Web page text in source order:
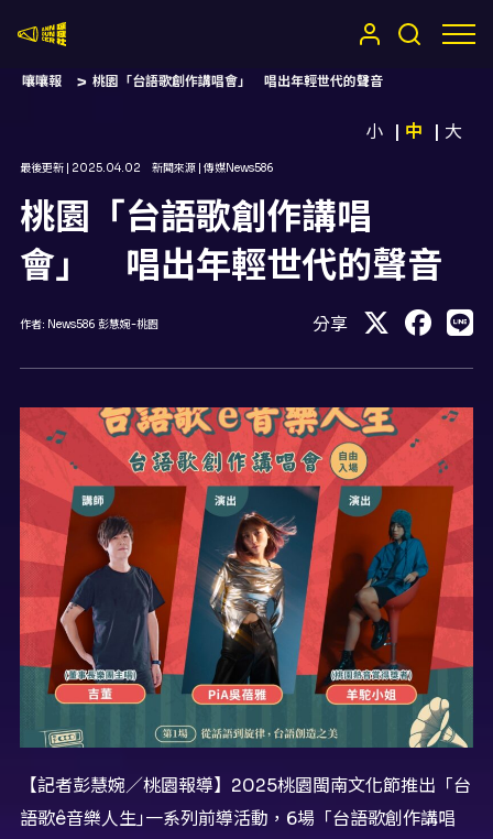
嚷嚷報 桃園「台語歌創作講唱會」 唱出年輕世代的聲音
小 中 大
最後更新 | 2025.04.02 新聞來源 | 傳媒News586
桃園「台語歌創作講唱
會」 唱出年輕世代的聲音
作者: News586 彭慧婉-桃園 分享
【記者彭慧婉／桃園報導】2025桃園閩南文化節推出「台
語歌ê音樂人生｣一系列前導活動，6場「台語歌創作講唱